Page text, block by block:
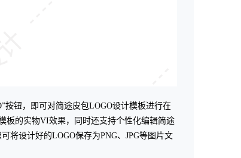
按钮，即可对简途皮包LOGO设计模板进行在
板的实物VI效果，同时还支持个性化编辑简途
将设计好的LOGO保存为PNG、JPG等图片文